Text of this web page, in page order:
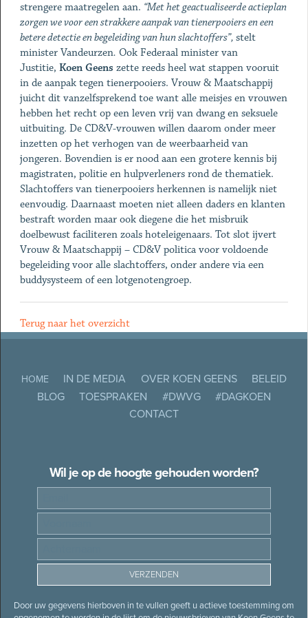
strengere maatregelen aan. “Met het geactualiseerde actieplan
zorgen we voor een strakkere aanpak van tienerpooiers en een
betere detectie en begeleiding van hun slachtoffers”, stelt
minister Vandeurzen. Ook Federaal minister van
Justitie, Koen Geens zette reeds heel wat stappen vooruit
in de aanpak tegen tienerpooiers. Vrouw & Maatschappij
juicht dit vanzelfsprekend toe want alle meisjes en vrouwen
hebben het recht op een leven vrij van dwang en seksuele
uitbuiting. De CD&V-vrouwen willen daarom onder meer
inzetten op het verhogen van de weerbaarheid van
jongeren. Bovendien is er nood aan een grotere kennis bij
magistraten, politie en hulpverleners rond de thematiek.
Slachtoffers van tienerpooiers herkennen is namelijk niet
eenvoudig. Daarnaast moeten niet alleen daders en klanten
bestraft worden maar ook diegene die het misbruik
doelbewust faciliteren zoals hoteleigenaars. Tot slot ijvert
Vrouw & Maatschappij – CD&V politica voor voldoende
begeleiding voor alle slachtoffers, onder andere via een
buddysysteem of een lotgenotengroep.
Terug naar het overzicht
HOME IN DE MEDIA OVER KOEN GEENS
BELEID
BLOG
TOESPRAKEN #DWVG
#DAGKOEN
CONTACT
Wil je op de hoogte gehouden worden?
Door uw gegevens hierboven in te vullen geeft u actieve toestemming om